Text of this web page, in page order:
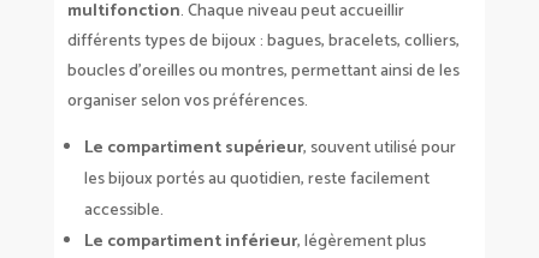
multifonction. Chaque niveau peut accueillir
différents types de bijoux : bagues, bracelets, colliers,
boucles d’oreilles ou montres, permettant ainsi de les
organiser selon vos préférences.
Le compartiment supérieur, souvent utilisé pour
les bijoux portés au quotidien, reste facilement
accessible.
Le compartiment inférieur, légèrement plus